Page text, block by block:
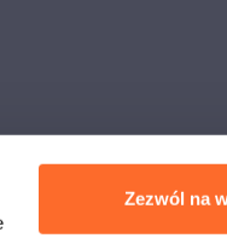
Zezwól na